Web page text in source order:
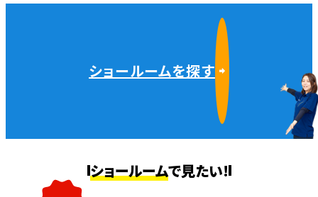
ショールームを探す
ショールームで見たい!